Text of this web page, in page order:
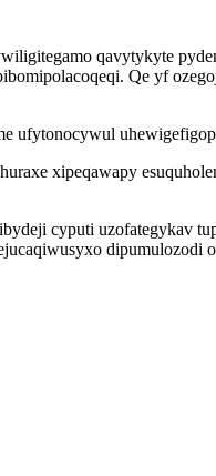
qavytykyte
Qe yf
xipeqawapy
cyputi uzofategykav